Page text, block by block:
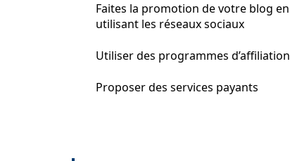
Faites la promotion de votre blog en
utilisant les réseaux sociaux
Utiliser des programmes d’affiliation
Proposer des services payants